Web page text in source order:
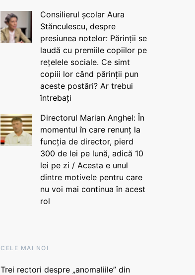
Consilierul școlar Aura
Stănculescu, despre
presiunea notelor: Părinții se
laudă cu premiile copiilor pe
rețelele sociale. Ce simt
copiii lor când părinții pun
aceste postări? Ar trebui
întrebați
Directorul Marian Anghel: În
momentul în care renunț la
funcția de director, pierd
300 de lei pe lună, adică 10
lei pe zi / Acesta e unul
dintre motivele pentru care
nu voi mai continua în acest
rol
CELE MAI NOI
Trei rectori despre „anomaliile” din